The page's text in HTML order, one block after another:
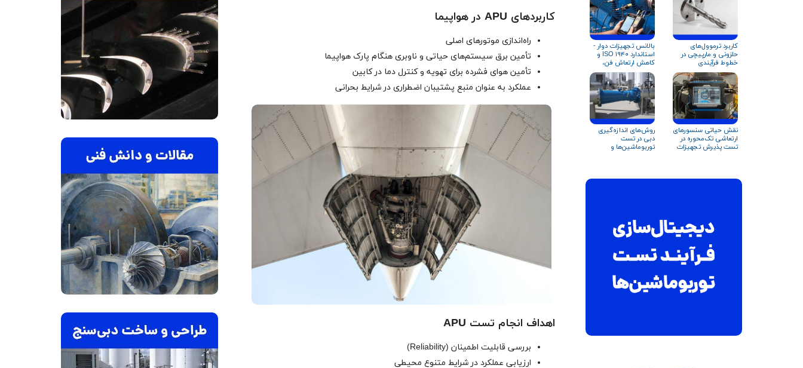
کاربرد ترموول‌های
حلزونی و مارپیچی در
خطوط فرآیندی
کمپرسورها و تجهیزات
دوار
بالانس تجهیزات دوار -
استاندارد ISO ۱۹۴۰ و
کاهش ارتعاش فن،
بلوئر و کمپرسور
نقش حیاتی سنسورهای
ارتعاشی تک‌محوره در
تست پذیرش تجهیزات
روش‌های اندازه‌گیری
دبی در تست
توربوماشین‌ها و
کاربردهای APU در هواپیما
راه‌اندازی موتورهای اصلی
تأمین برق سیستم‌های حیاتی و ناوبری هنگام پارک هواپیما
تأمین هوای فشرده برای تهویه و کنترل دما در کابین
عملکرد به عنوان منبع پشتیبان اضطراری در شرایط بحرانی
اهداف انجام تست APU
بررسی قابلیت اطمینان (Reliability)
ارزیابی عملکرد در شرایط متنوع محیطی